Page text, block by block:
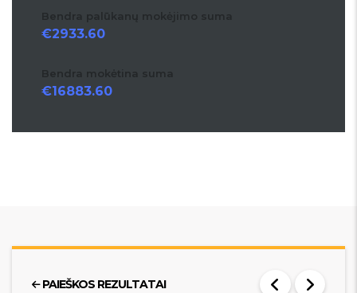
Bendra palūkanų mokėjimo suma
2933.60
Bendra mokėtina suma
16883.60
PAIEŠKOS REZULTATAI